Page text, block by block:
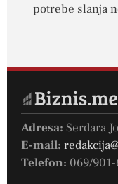
potrebe slanja
Adresa: Serdara
E-mail:
Telefon: 069/